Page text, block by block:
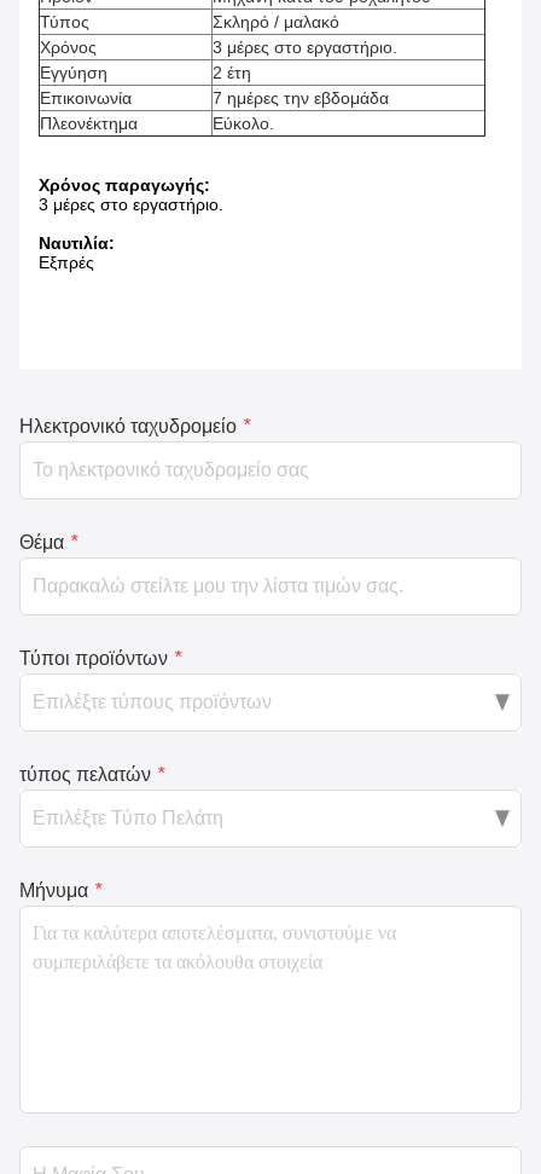
Τύπος
Σκληρό / μαλακό
Χρόνος
3 μέρες στο εργαστήριο.
Εγγύηση
2 έτη
Επικοινωνία
7 ημέρες την εβδομάδα
Πλεονέκτημα
Εύκολο.
Χρόνος παραγωγής:
3 μέρες στο εργαστήριο.
Ναυτιλία:
Εξπρές
Ηλεκτρονικό ταχυδρομείο *
Θέμα *
Τύποι προϊόντων *
τύπος πελατών *
Μήνυμα *